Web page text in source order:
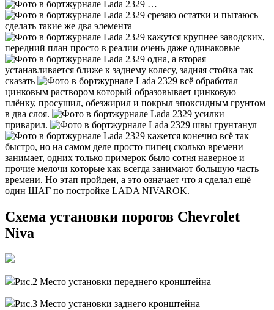
…
срезаю остатки и пытаюсь
сделать такие же два элемента
кажутся крупнее заводских,
передний план просто в реалии очень даже одинаковые
одна, а вторая
устанавливается ближе к заднему колесу, задняя стойка так
сказать
всё обработал
цинковым раствором который образовывает цинковую
плёнку, просушил, обезжирил и покрыл эпоксидным грунтом
в два слоя.
усилки
приварил.
швы грунтанул
кажется конечно всё так
быстро, но на самом деле просто пипец сколько времени
занимает, одних только примерок было сотня наверное и
прочие мелочи которые как всегда занимают большую часть
времени. Но этап пройден, а это означает что я сделал ещё
один ШАГ по постройке LADA NIVAROK.
Схема установки порогов Chevrolet
Niva
Рис.2 Место установки переднего кронштейна
Рис.3 Место установки заднего кронштейна